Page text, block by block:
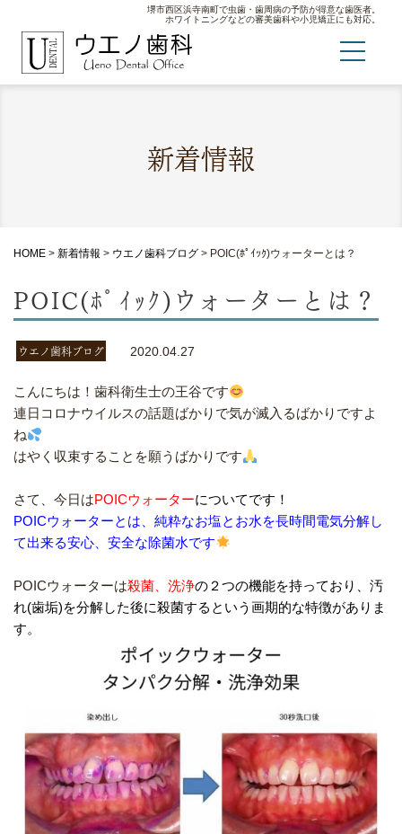
堺市西区浜寺南町で虫歯・歯周病の予防が得意な歯医者。
ホワイトニングなどの審美歯科や小児矯正にも対応。
新着情報
HOME > 新着情報 > ウエノ歯科ブログ > POIC(ﾎﾟｲｯｸ)ウォーターとは？
POIC(ﾎﾟｲｯｸ)ウォーターとは？
ウエノ歯科ブログ 2020.04.27
こんにちは！歯科衛生士の王谷です
連日コロナウイルスの話題ばかりで気が滅入るばかりですよ
ね
はやく収束することを願うばかりです
さて、今日はPOICウォーターについてです！
POICウォーターとは、純粋なお塩とお水を長時間電気分解し
て出来る安心、安全な除菌水です
POICウォーターは殺菌、洗浄の２つの機能を持っており、汚
れ(歯垢)を分解した後に殺菌するという画期的な特徴がありま
す。